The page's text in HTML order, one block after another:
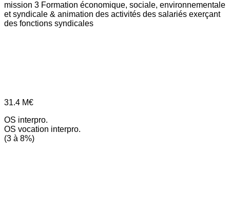
mission 3 Formation économique, sociale, environnementale
et syndicale & animation des activités des salariés exerçant
des fonctions syndicales
31.4 M€
OS interpro.
OS vocation interpro.
(3 à 8%)